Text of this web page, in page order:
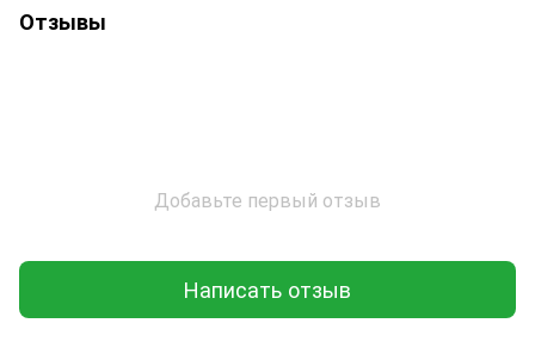
Отзывы
Добавьте первый отзыв
Написать отзыв